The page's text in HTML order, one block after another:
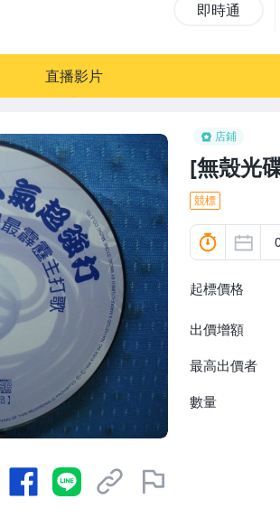
店鋪
[無殼光
競標
起標價格
出價增額
最高出價者
數量
即時通
直播影片